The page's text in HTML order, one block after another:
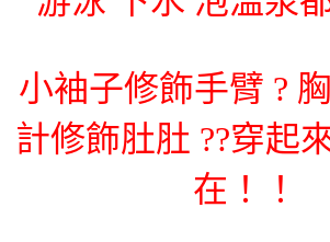
小袖子修飾手臂 ?
計修飾肚肚 ??穿起
在！！